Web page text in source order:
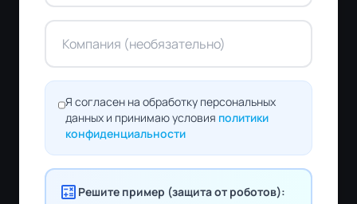
Я согласен на обработку персональных
данных и принимаю условия политики
конфиденциальности
calculate Решите пример (защита от роботов):